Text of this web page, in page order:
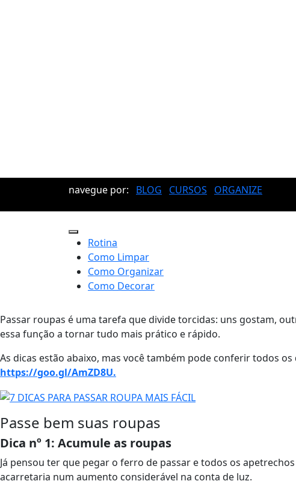
navegue por: BLOG CURSOS ORGANIZE
Rotina
Como Limpar
Como Organizar
Como Decorar
Passar roupas é uma tarefa que divide torcidas: uns gostam,
essa função a tornar tudo mais prático e rápido.
As dicas estão abaixo, mas você também pode conferir todos
https://goo.gl/AmZD8U.
Passe bem suas roupas
Dica nº 1: Acumule as roupas
Já pensou ter que pegar o ferro de passar e todos os
acarretaria num aumento considerável na conta de luz.